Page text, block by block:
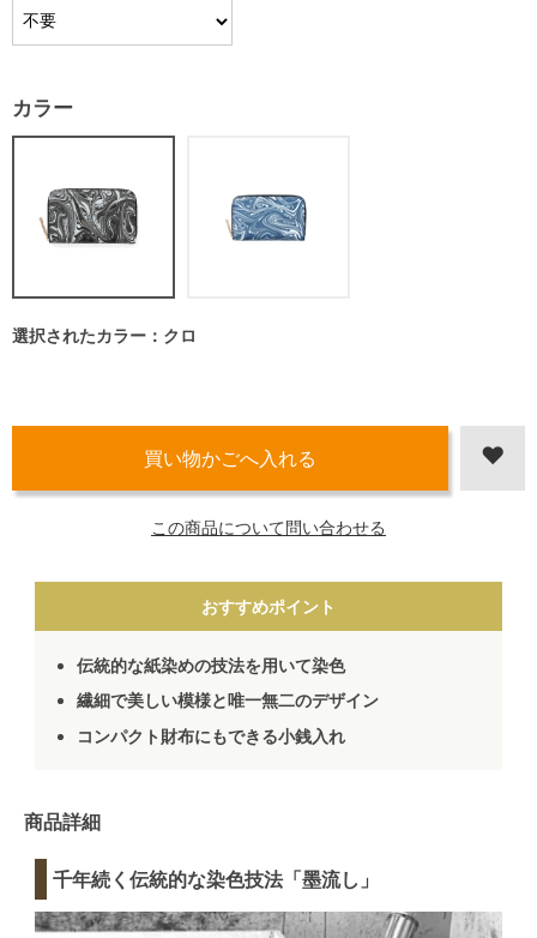
カラー
選択されたカラー：クロ
この商品について問い合わせる
おすすめポイント
伝統的な紙染めの技法を用いて染色
繊細で美しい模様と唯一無二のデザイン
コンパクト財布にもできる小銭入れ
商品詳細
千年続く伝統的な染色技法「墨流し」